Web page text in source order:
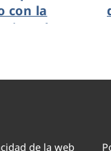
con la
de
de la web